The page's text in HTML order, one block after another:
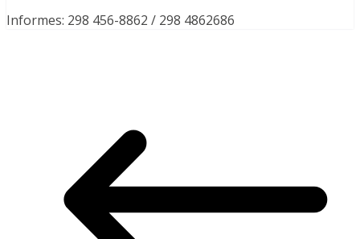
Informes: 298 456-8862 / 298 4862686